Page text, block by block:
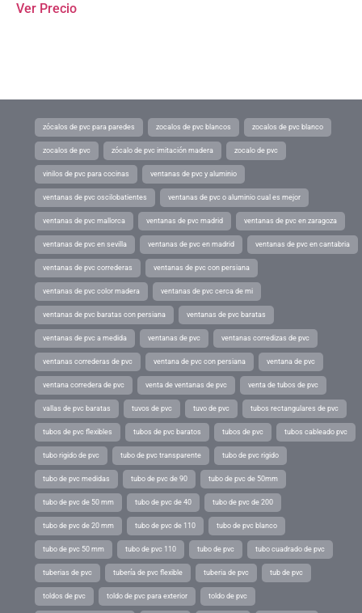
Ver Precio
zócalos de pvc para paredes zocalos de pvc blancos zocalos de pvc blanco
zocalos de pvc zócalo de pvc imitación madera zocalo de pvc
vinilos de pvc para cocinas ventanas de pvc y aluminio
ventanas de pvc oscilobatientes ventanas de pvc o aluminio cual es mejor
ventanas de pvc mallorca ventanas de pvc madrid ventanas de pvc en zaragoza
ventanas de pvc en sevilla ventanas de pvc en madrid ventanas de pvc en cantabria
ventanas de pvc correderas ventanas de pvc con persiana
ventanas de pvc color madera ventanas de pvc cerca de mi
ventanas de pvc baratas con persiana ventanas de pvc baratas
ventanas de pvc a medida ventanas de pvc ventanas corredizas de pvc
ventanas correderas de pvc ventana de pvc con persiana ventana de pvc
ventana corredera de pvc venta de ventanas de pvc venta de tubos de pvc
vallas de pvc baratas tuvos de pvc tuvo de pvc tubos rectangulares de pvc
tubos de pvc flexibles tubos de pvc baratos tubos de pvc tubos cableado pvc
tubo rigido de pvc tubo de pvc transparente tubo de pvc rigido
tubo de pvc medidas tubo de pvc de 90 tubo de pvc de 50mm
tubo de pvc de 50 mm tubo de pvc de 40 tubo de pvc de 200
tubo de pvc de 20 mm tubo de pvc de 110 tubo de pvc blanco
tubo de pvc 50 mm tubo de pvc 110 tubo de pvc tubo cuadrado de pvc
tuberias de pvc tubería de pvc flexible tuberia de pvc tub de pvc
toldos de pvc toldo de pvc para exterior toldo de pvc